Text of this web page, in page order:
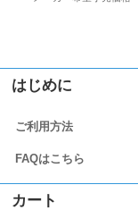
はじめに
ご利用方法
FAQはこちら
カート